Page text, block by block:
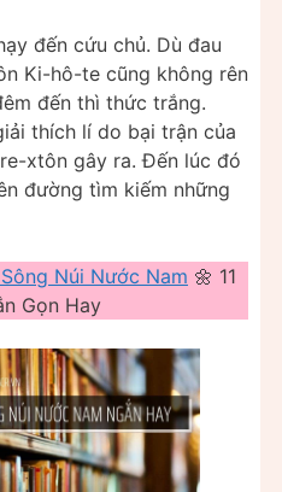
đến cứu chủ. Dù đau
Ki-hô-te cũng không rên
đến thì thức trắng.
thích lí do bại trận của
xtôn gây ra. Đến lúc đó
đường tìm kiếm những
Núi Nước Nam 🌼 11
Gọn Hay